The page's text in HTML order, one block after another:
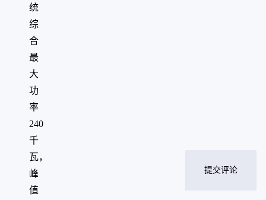
统
综
合
最
大
功
率
240
千
瓦，
峰
值
提交评论